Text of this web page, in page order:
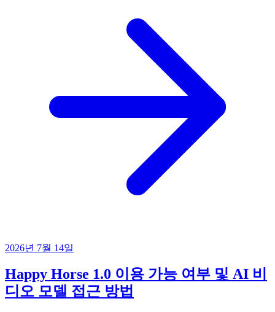
2026년 7월 14일
Happy Horse 1.0 이용 가능 여부 및 AI 비
디오 모델 접근 방법